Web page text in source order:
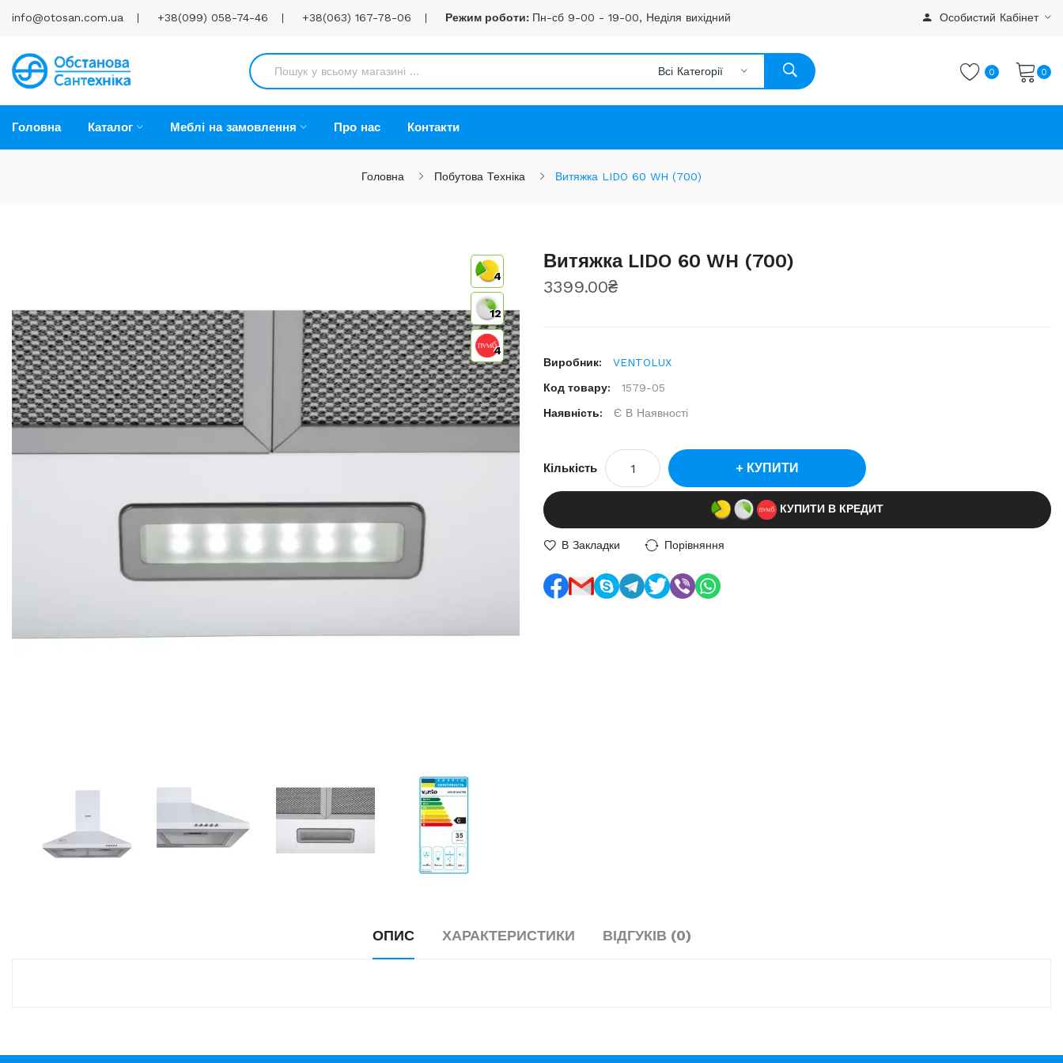
info@otosan.com.ua +38(099) 058-74-46 +38(063) 167-78-06 Режим роботи: Пн-сб 9-00 - 19-00, Неділя вихідний Особистий Кабінет
0 0
Всі Категорії
Головна Каталог Меблі на замовлення Про нас Контакти
Головна Побутова Техніка Витяжка LIDO 60 WH (700)
4
12
4
Витяжка LIDO 60 WH (700)
3399.00₴
Виробник:
VENTOLUX
Код товару:
1579-05
Наявність:
Є В Наявності
Кількість КУПИТИ
КУПИТИ В КРЕДИТ
В Закладки Порівняння
ОПИС ХАРАКТЕРИСТИКИ ВІДГУКІВ (0)